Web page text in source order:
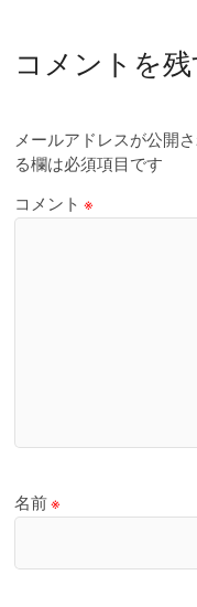
コメントを
メールアドレスが公開
る欄は必須項目です
コメント※
名前※